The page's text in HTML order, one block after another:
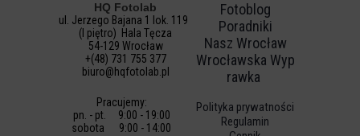
HQ Fotolab
ul. Jerzego Bajana 1 lok. 119
(I piętro) Hala Tęcza
54-129 Wrocław
+(48) 731 755 377
biuro@hqfotolab.pl
Pracujemy:
pn. - pt. 9:00 - 19:00
sobota 9:00 - 14:00
Fotoblog
Poradniki
Nasz Wrocław
Wrocławska Wyp
rawka
Polityka prywatności
Regulamin